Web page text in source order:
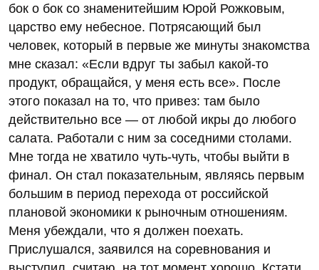
бок о бок со знаменитейшим Юрой Рожковым,
царство ему небесное. Потрясающий был
человек, который в первые же минуты знакомства
мне сказал: «Если вдруг ты забыл какой-то
продукт, обращайся, у меня есть все». После
этого показал на то, что привез: там было
действительно все — от любой икры до любого
салата. Работали с ним за соседними столами.
Мне тогда не хватило чуть-чуть, чтобы выйти в
финал. Он стал показательным, являясь первым
большим в период перехода от российской
плановой экономики к рыночным отношениям.
Меня убеждали, что я должен поехать.
Прислушался, заявился на соревнования и